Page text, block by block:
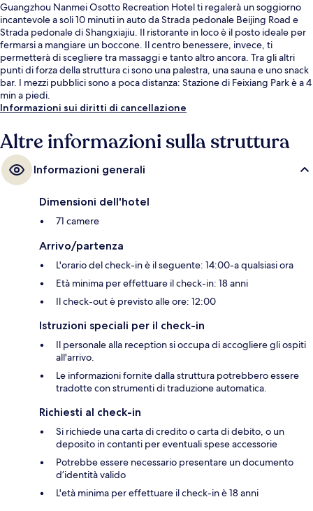
Guangzhou Nanmei Osotto Recreation Hotel ti regalerà un soggiorno
incantevole a soli 10 minuti in auto da Strada pedonale Beijing Road e
Strada pedonale di Shangxiajiu. Il ristorante in loco è il posto ideale per
fermarsi a mangiare un boccone. Il centro benessere, invece, ti
permetterà di scegliere tra massaggi e tanto altro ancora. Tra gli altri
punti di forza della struttura ci sono una palestra, una sauna e uno snack
bar. I mezzi pubblici sono a poca distanza: Stazione di Feixiang Park è a 4
min a piedi.
Informazioni sui diritti di cancellazione
Altre informazioni sulla struttura
Informazioni generali
Dimensioni dell'hotel
71 camere
Arrivo/partenza
L'orario del check-in è il seguente: 14:00-a qualsiasi ora
Età minima per effettuare il check-in: 18 anni
Il check-out è previsto alle ore: 12:00
Istruzioni speciali per il check-in
Il personale alla reception si occupa di accogliere gli ospiti
all'arrivo.
Le informazioni fornite dalla struttura potrebbero essere
tradotte con strumenti di traduzione automatica.
Richiesti al check-in
Si richiede una carta di credito o carta di debito, o un
deposito in contanti per eventuali spese accessorie
Potrebbe essere necessario presentare un documento
d’identità valido
L'età minima per effettuare il check-in è 18 anni